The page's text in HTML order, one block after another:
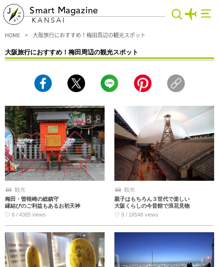
Smart Magazine
KANSAI
HOME 大阪旅行におすすめ！梅田周辺の観光スポット
大阪旅行におすすめ！梅田周辺の観光スポット
トはロマンチックなムードを演出したい時に◎！さらに定番から穴場まで、訪れた
からにはいくべき場所をチェックしておきましょう♪梅田初心者の人も、まずはこ
観光
梅田・曽根崎の総鎮守
縁結びのご利益もあるお初天神
♡ 8 / 4385 views
観光
親子はもちろん３世代で楽しい
大阪くらしの今昔館で浪花見物
♡ 9 / 18548 views